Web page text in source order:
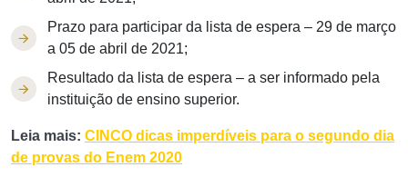
Prazo para participar da lista de espera – 29 de março
a 05 de abril de 2021;
Resultado da lista de espera – a ser informado pela
instituição de ensino superior.
Leia mais: CINCO dicas imperdíveis para o segundo dia
de provas do Enem 2020